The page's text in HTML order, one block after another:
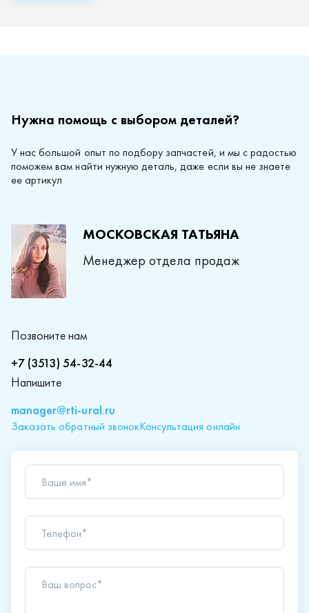
Нужна помощь с выбором деталей?
У нас большой опыт по подбору запчастей, и мы с радостью
поможем вам найти нужную деталь, даже если вы не знаете
ее артикул
МОСКОВСКАЯ ТАТЬЯНА
Менеджер отдела продаж
Позвоните нам
+7 (3513) 54-32-44
Напишите
manager@rti-ural.ru
Заказать обратный звонокКонсультация онлайн
Ваше имя*
Телефон*
Ваш вопрос*
Отправляя форму вы подтверждаете согласие с
политикой обработки персональных данных